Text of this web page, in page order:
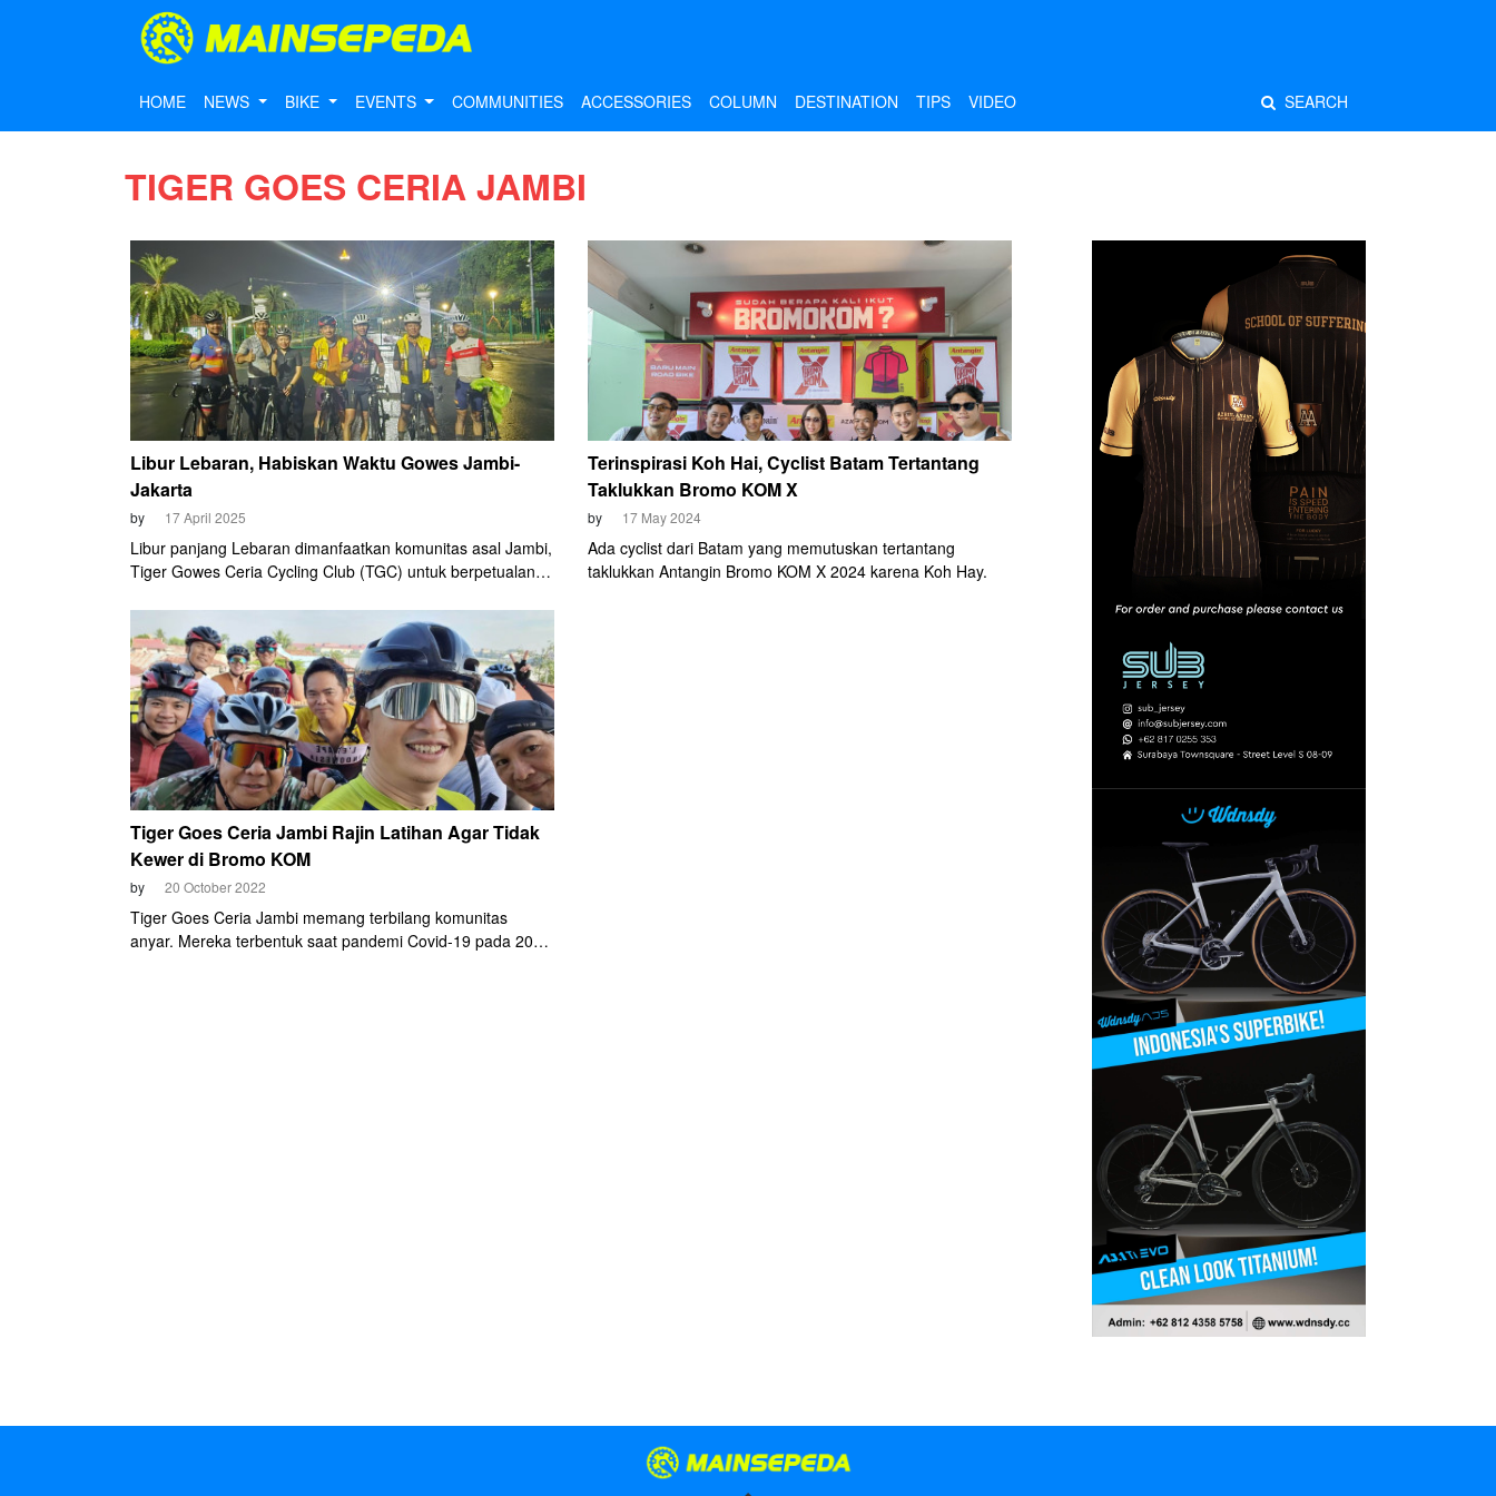
HOME NEWS BIKE EVENTS COMMUNITIES ACCESSORIES COLUMN DESTINATION TIPS VIDEO SEARCH
TIGER GOES CERIA JAMBI
Libur Lebaran, Habiskan Waktu Gowes Jambi-
Jakarta
by 17 April 2025
Libur panjang Lebaran dimanfaatkan komunitas asal Jambi,
Tiger Gowes Ceria Cycling Club (TGC) untuk berpetualang
kampung halaman mereka, meyisir pulau Sumatera,
menyebrangi Selat Sunda, dan berakhir di Monumen
Nasional (Monas), Jakarta. Perjalanan ini menempuh jarak
hampir 900 Km dan diikuti oleh delapan cyclist.
Terinspirasi Koh Hai, Cyclist Batam Tertantang
Taklukkan Bromo KOM X
by 17 May 2024
Ada cyclist dari Batam yang memutuskan tertantang
taklukkan Antangin Bromo KOM X 2024 karena Koh Hay.
Tiger Goes Ceria Jambi Rajin Latihan Agar Tidak
Kewer di Bromo KOM
by 20 October 2022
Tiger Goes Ceria Jambi memang terbilang komunitas
anyar. Mereka terbentuk saat pandemi Covid-19 pada 2020